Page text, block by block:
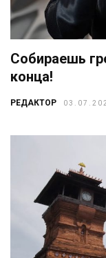
Собираешь
конца!
РЕДАКТОР